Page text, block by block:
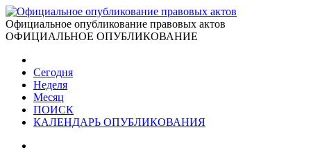
Официальное опубликование правовых актов
ОФИЦИАЛЬНОЕ ОПУБЛИКОВАНИЕ
Сегодня
Неделя
Месяц
ПОИСК
КАЛЕНДАРЬ ОПУБЛИКОВАНИЯ